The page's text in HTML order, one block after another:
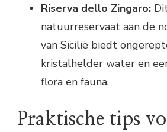
Riserva dello Zingaro:
natuurreservaat aan de
van Sicilië biedt
kristalhelder water en
flora en fauna.
Praktische tips